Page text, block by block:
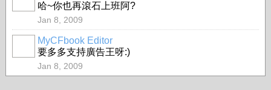
哈~你也再滾石上班阿?
Jan 8, 2009
MyCFbook Editor
要多多支持廣告王呀:)
Jan 8, 2009